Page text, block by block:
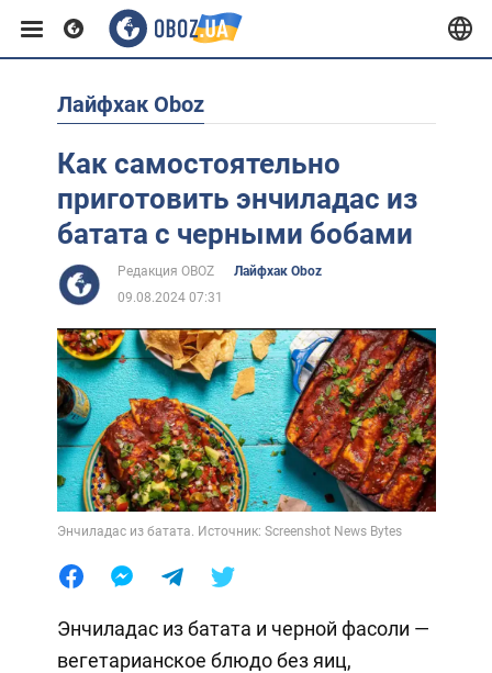
Европа
США
Африка
Жизнь
Лайфхаки
Лайфхак Oboz
Как самостоятельно
приготовить энчиладас из
батата с черными бобами
Редакция OBOZ
Лайфхак Oboz
09.08.2024 07:31
Энчиладас из батата. Источник: Screenshot News Bytes
Энчиладас из батата и черной фасоли —
вегетарианское блюдо без яиц,